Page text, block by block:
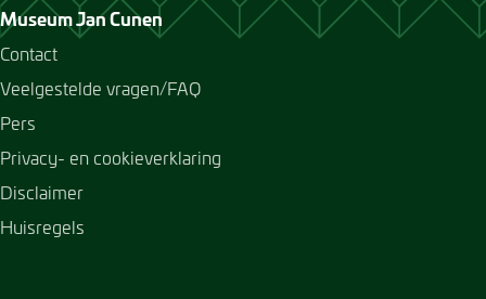
Museum Jan Cunen
Contact
Veelgestelde vragen/FAQ
Pers
Privacy- en cookieverklaring
Disclaimer
Huisregels